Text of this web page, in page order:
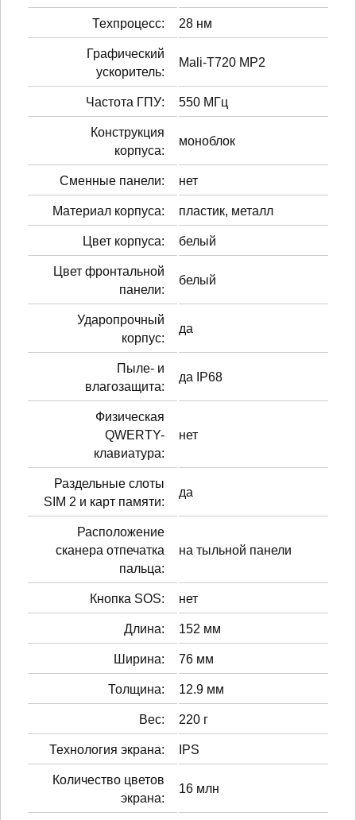
Техпроцесс: 28 нм
Графический
ускоритель:
Mali-T720 MP2
Частота ГПУ: 550 МГц
Конструкция
корпуса:
моноблок
Сменные панели: нет
Материал корпуса: пластик, металл
Цвет корпуса: белый
Цвет фронтальной
панели:
белый
Ударопрочный
корпус:
да
Пыле- и
влагозащита:
да IP68
Физическая
QWERTY-
клавиатура:
нет
Раздельные слоты
SIM 2 и карт памяти:
да
Расположение
сканера отпечатка
пальца:
на тыльной панели
Кнопка SOS: нет
Длина: 152 мм
Ширина: 76 мм
Толщина: 12.9 мм
Вес: 220 г
Технология экрана: IPS
Количество цветов
экрана:
16 млн